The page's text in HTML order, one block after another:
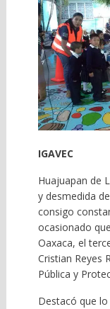
IGAVEC
Huajuapan de
y desmedida
consigo
ocasionado
Oaxaca, el
Cristian Reyes
Pública y
Destacó que